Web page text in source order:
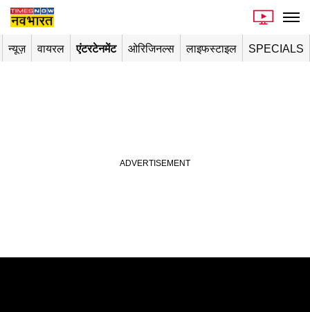
न्यूज़ वायरल एंटरटेनमेंट ओरिजिनल्स लाइफस्टाइल SPECIALS